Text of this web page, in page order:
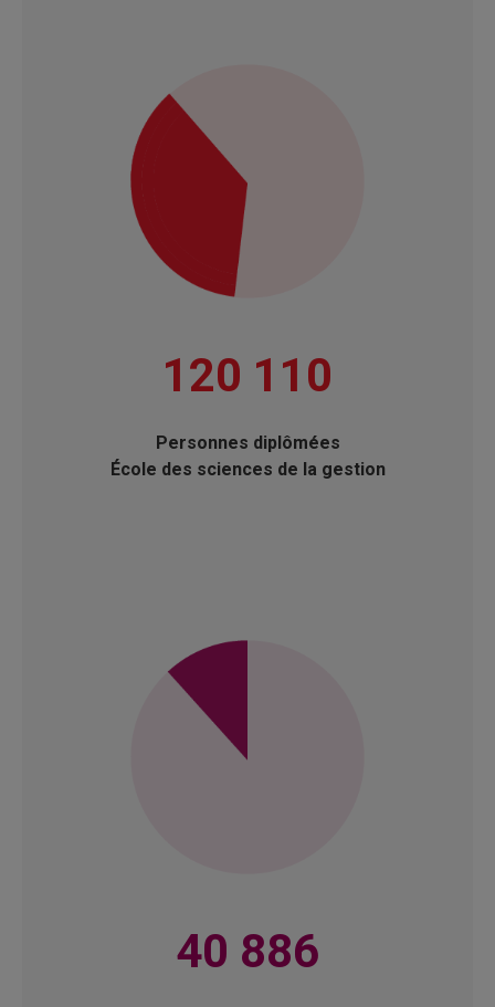
120 110
Personnes diplômées
École des sciences de la gestion
40 886